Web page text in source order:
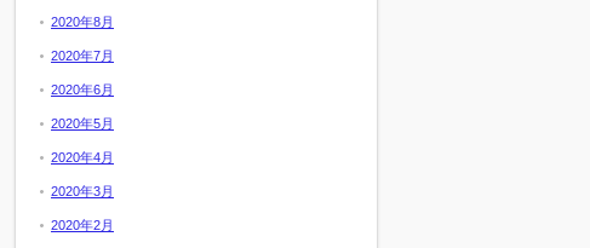
2020年8月
2020年7月
2020年6月
2020年5月
2020年4月
2020年3月
2020年2月